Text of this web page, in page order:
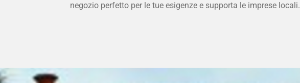
negozio perfetto per le tue esigenze e supporta le imprese locali.